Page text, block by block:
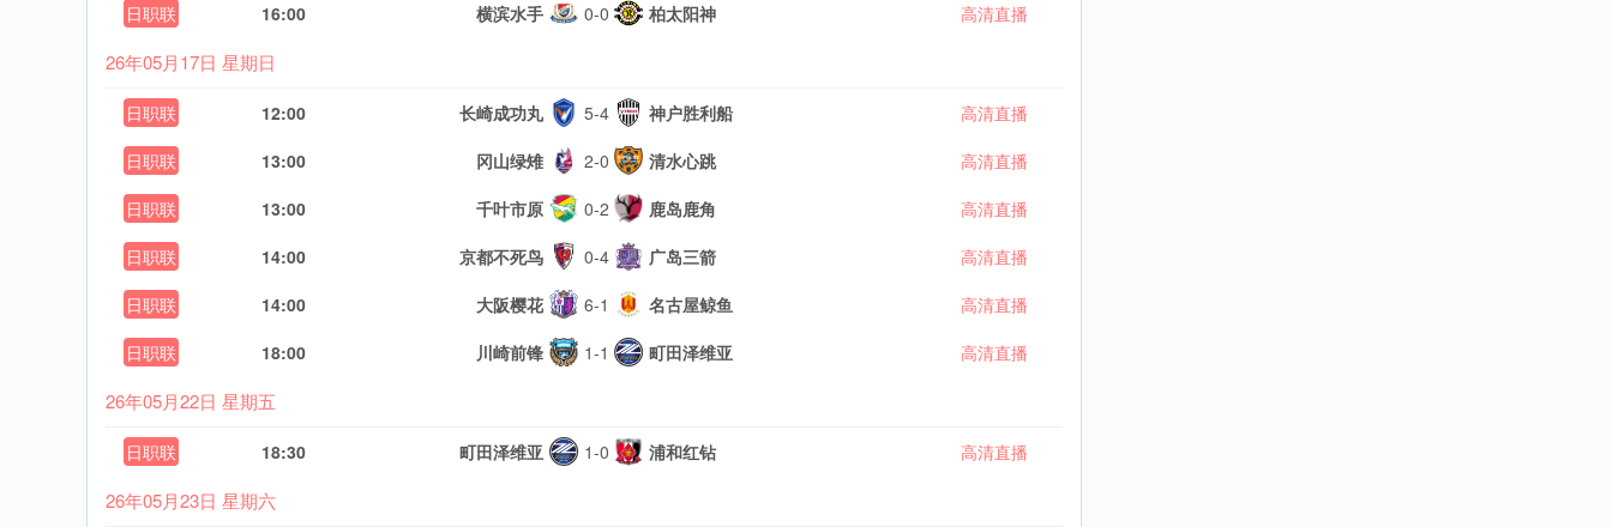
日职联
16:00 横滨水手 0-0 柏太阳神 高清直播
26年05月17日 星期日
日职联 12:00 长崎成功丸 5-4 神户胜利船
高清直播
日职联
13:00 冈山绿雉 2-0 清水心跳
高清直播
日职联
13:00 千叶市原 0-2 鹿岛鹿角
高清直播
日职联
14:00 京都不死鸟 0-4 广岛三箭
高清直播
日职联
14:00 大阪樱花 6-1 名古屋鲸鱼
高清直播
日职联
18:00 川崎前锋 1-1 町田泽维亚 高清直播
26年05月22日 星期五
日职联 18:30 町田泽维亚 1-0 浦和红钻 高清直播
26年05月23日 星期六